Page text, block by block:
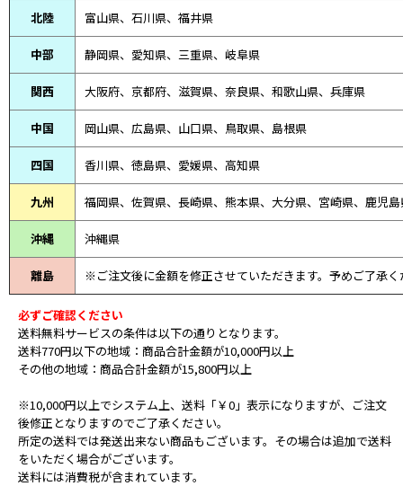
北陸 富山県、 石川県、 福井県
中部 静岡県、 愛知県、 三重県、 岐阜県
関西 大阪府、京都府、滋賀県、奈良県、和歌山県、兵庫県
中国 岡山県、広島県、山口県、鳥取県、島根県
四国 香川県、徳島県、愛媛県、高知県
九州 福岡県、佐賀県、長崎県、熊本県、大分県、宮崎県、鹿児
沖縄 沖縄県
離島 ※ご注文後に金額を修正させていただきます。予めご了承く
必ずご確認ください
送料無料サービスの条件は以下の通りとなります。
送料770円以下の地域：商品合計金額が10,000円以上
その他の地域：商品合計金額が15,800円以上
※10,000円以上でシステム上、送料「￥0」表示になりますが、ご注文
後修正となりますのでご了承ください。
所定の送料では発送出来ない商品もございます。その場合は追加で送料
をいただく場合がございます。
送料には消費税が含まれています。